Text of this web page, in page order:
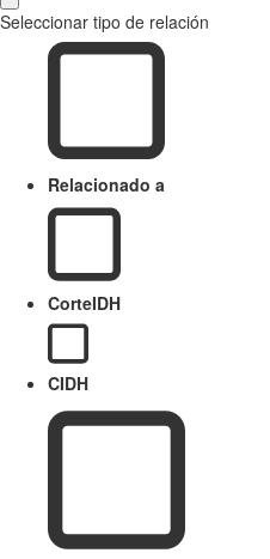
Seleccionar tipo de relación
Relacionado a
CorteIDH
CIDH